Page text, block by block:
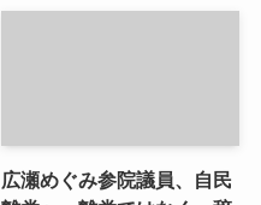
広瀬めぐみ参院議員、自民